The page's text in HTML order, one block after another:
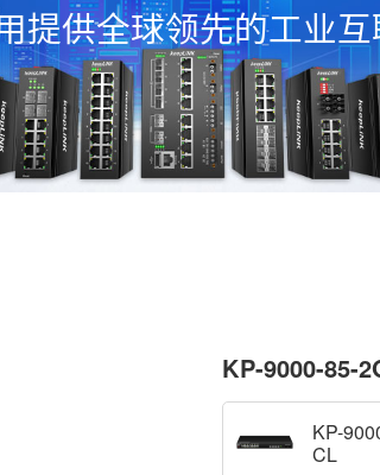
提供全球领先的工业
KP-9000-85-
KP-
CL